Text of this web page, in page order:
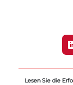
Lesen Sie die